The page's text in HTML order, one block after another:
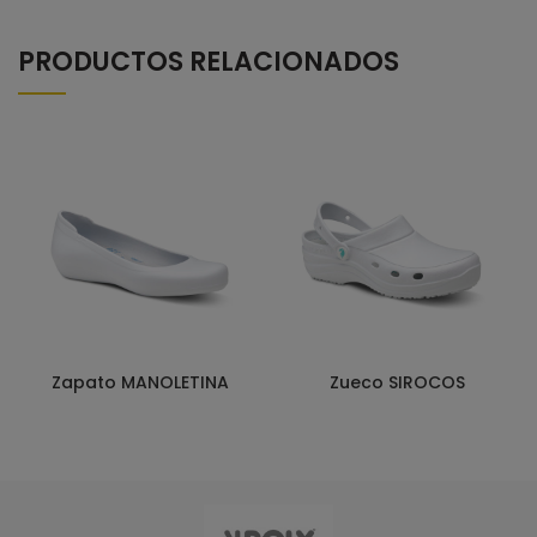
PRODUCTOS RELACIONADOS
Zapato MANOLETINA Zueco SIROCOS